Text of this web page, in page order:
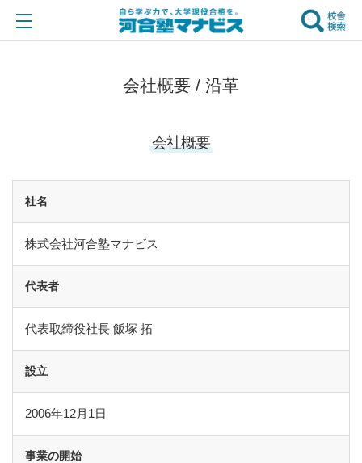
会社概要 / 沿革
会社概要
社名
株式会社河合塾マナビス
代表者
代表取締役社長 飯塚 拓
設立
2006年12月1日
事業の開始